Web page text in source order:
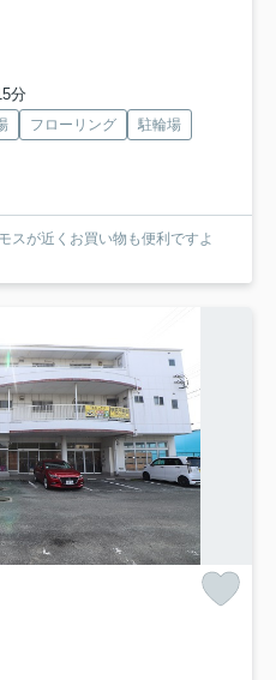
分
フローリング
駐輪場
スが近くお買い物も便利ですよ